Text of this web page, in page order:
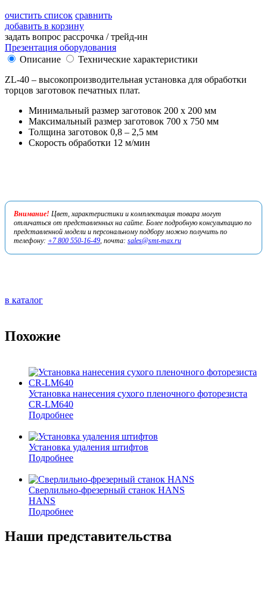
очистить список сравнить
добавить в корзину
задать вопрос рассрочка / трейд-ин
Презентация оборудования
Описание
Технические характеристики
ZL-40 – высокопроизводительная установка для обработки
торцов заготовок печатных плат.
Минимальный размер заготовок 200 х 200 мм
Максимальный размер заготовок 700 х 750 мм
Толщина заготовок 0,8 – 2,5 мм
Скорость обработки 12 м/мин
Внимание! Цвет, характеристики и комплектация товара могут
отличаться от представленных на сайте. Более подробную консультацию по
представленной модели и персональному подбору можно получить по
телефону: +7 800 550-16-49 , почта: sales@smt-max.ru
в каталог
Похожие
Установка нанесения сухого пленочного фоторезиста
CR-LM640
Подробнее
Установка удаления штифтов
Подробнее
Сверлильно-фрезерный станок HANS
HANS
Подробнее
Наши представительства